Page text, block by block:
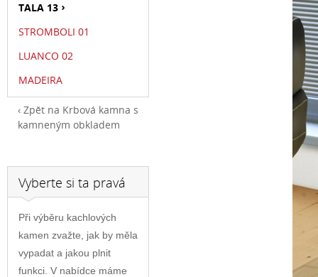
TALA 13
STROMBOLI 01
LUANCO 02
MADEIRA
Zpět na Krbová kamna s
kamneným obkladem
Vyberte si ta pravá
Při výběru kachlových
kamen zvažte, jak by měla
vypadat a jakou plnit
funkci. V nabídce máme